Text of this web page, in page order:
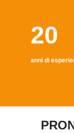
20
anni di